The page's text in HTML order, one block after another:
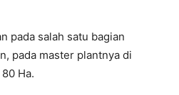
pada salah satu bagian
pada master plantnya di
Ha.